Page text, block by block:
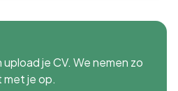
je CV. We nemen zo
met je op.